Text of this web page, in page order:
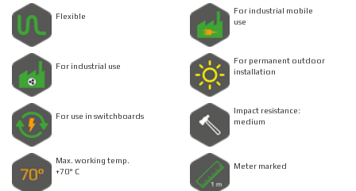
Flexible
For industrial mobile
use
For industrial use
For permanent outdoor
installation
For use in switchboards
Impact resistance:
medium
Max. working temp.
+70° C
Meter marked